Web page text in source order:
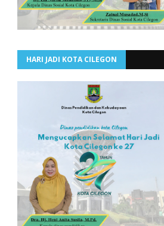
HARI JADI KOTA CILEGON